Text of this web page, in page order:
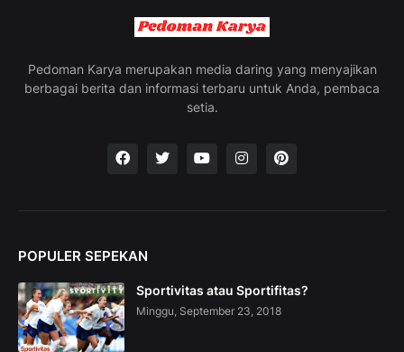
V
e
c
t
i
Pedoman Karya merupakan media daring yang menyajikan
berbagai berita dan informasi terbaru untuk Anda, pembaca
setia.
POPULER SEPEKAN
Sportivitas atau Sportifitas?
Minggu, September 23, 2018